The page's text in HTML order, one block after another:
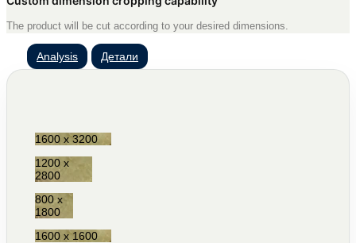
The product will be cut according to your desired dimensions.
Analysis Детали
1600 x 3200
1200 x
2800
800 x
1800
1600 x 1600